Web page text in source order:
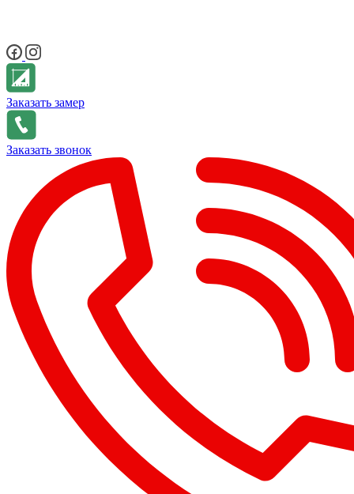
Заказать замер
Заказать звонок